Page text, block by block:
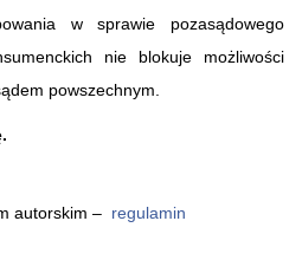
w sprawie pozasądowego
nie blokuje możliwości
powszechnym.
autorskim – regulamin